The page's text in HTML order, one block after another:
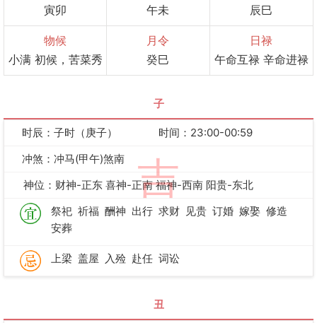
寅卯
午未
辰巳
物候
小满 初候，苦菜秀
月令
癸巳
日禄
午命互禄 辛命进禄
子
吉
时辰：子时（庚子）
时间：23:00-00:59
冲煞：冲马(甲午)煞南
神位：财神-正东 喜神-正南 福神-西南 阳贵-东北
祭祀 祈福 酬神 出行 求财 见贵 订婚 嫁娶 修造
安葬
上梁 盖屋 入殓 赴任 词讼
丑